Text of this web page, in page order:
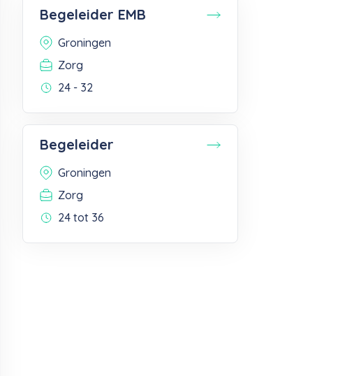
Begeleider EMB
Groningen
Zorg
24 - 32
Begeleider
Groningen
Zorg
24 tot 36